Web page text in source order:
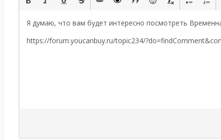
Я думаю, что вам будет интересно посмотреть
https://forum.youcanbuy.ru/topic234/